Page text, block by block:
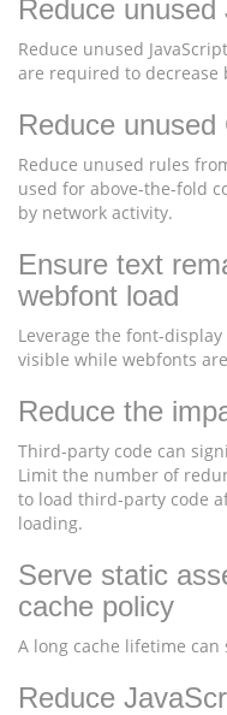
Reduce
Reduce unused
are required to decrease
Reduce unused
Reduce unused rules
used for above-the-fold
by network activity.
Ensure text
webfont load
Leverage the font-
visible while webfonts
Reduce the
Third-party code can
Limit the number of
to load third-party code
loading.
Serve static
cache policy
A long cache lifetime
Reduce